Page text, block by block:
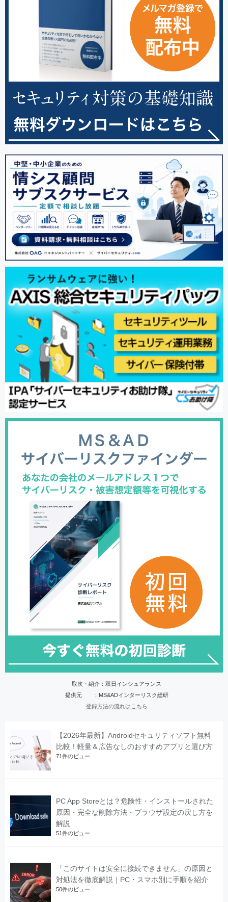
取次・紹介：双日インシュアランス
提供元 ：MS&ADインターリスク総研
登録方法の流れはこちら
【2026年最新】Androidセキュリティソフト無料
比較！軽量＆広告なしのおすすめアプリと選び方
71件のビュー
PC App Storeとは？危険性・インストールされた
原因・完全な削除方法・ブラウザ設定の戻し方を
解説
51件のビュー
「このサイトは安全に接続できません」の原因と
対処法を徹底解説｜PC・スマホ別に手順を紹介
50件のビュー